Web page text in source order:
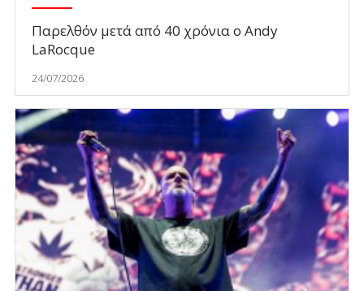
Παρελθόν μετά από 40 χρόνια ο Andy
LaRocque
24/07/2026